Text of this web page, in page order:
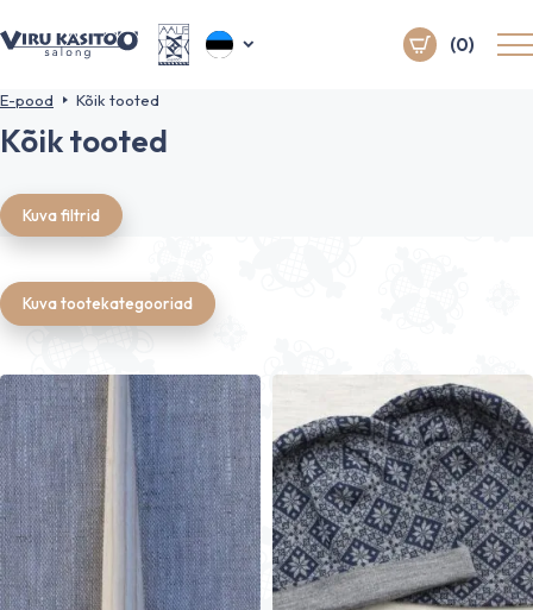
(0)
E-pood Kõik tooted
Kõik tooted
Kuva filtrid
Kuva tootekategooriad